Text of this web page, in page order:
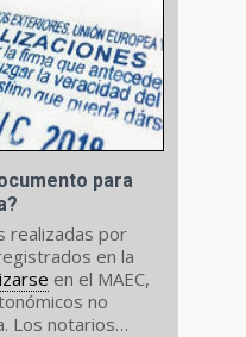
para
realizadas por
en la
en el MAEC,
no
Los notarios